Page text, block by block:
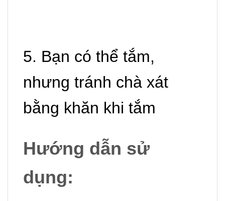
5. Bạn có thể tắm,
nhưng tránh chà xát
bằng khăn khi tắm
Hướng dẫn sử
dụng: